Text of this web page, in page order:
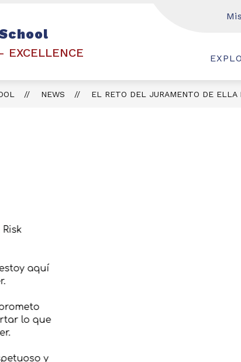
EXCELLENCE
FAMILIES AND STUDENTS
STUDENTS
NEWS EL RETO DEL JURAMENTO DE ELLA